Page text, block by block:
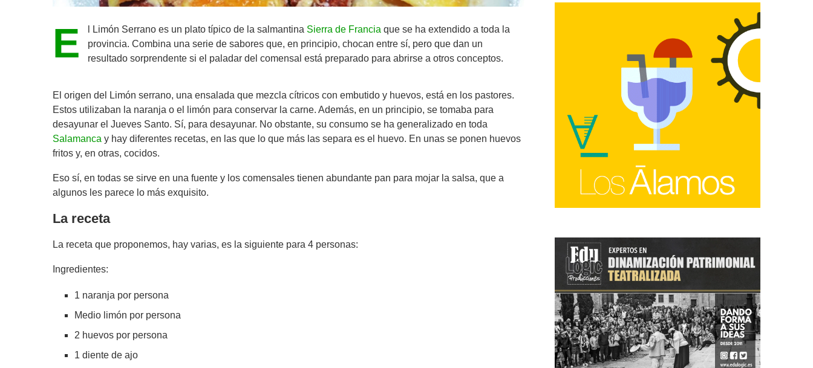
E l Limón Serrano es un plato típico de la salmantina Sierra de Francia que se ha extendido a toda la
provincia. Combina una serie de sabores que, en principio, chocan entre sí, pero que dan un
resultado sorprendente si el paladar del comensal está preparado para abrirse a otros conceptos.
El origen del Limón serrano, una ensalada que mezcla cítricos con embutido y huevos, está en los pastores.
Estos utilizaban la naranja o el limón para conservar la carne. Además, en un principio, se tomaba para
desayunar el Jueves Santo. Sí, para desayunar. No obstante, su consumo se ha generalizado en toda
Salamanca y hay diferentes recetas, en las que lo que más las separa es el huevo. En unas se ponen huevos
fritos y, en otras, cocidos.
Eso sí, en todas se sirve en una fuente y los comensales tienen abundante pan para mojar la salsa, que a
algunos les parece lo más exquisito.
La receta
La receta que proponemos, hay varias, es la siguiente para 4 personas:
Ingredientes:
1 naranja por persona
Medio limón por persona
2 huevos por persona
1 diente de ajo